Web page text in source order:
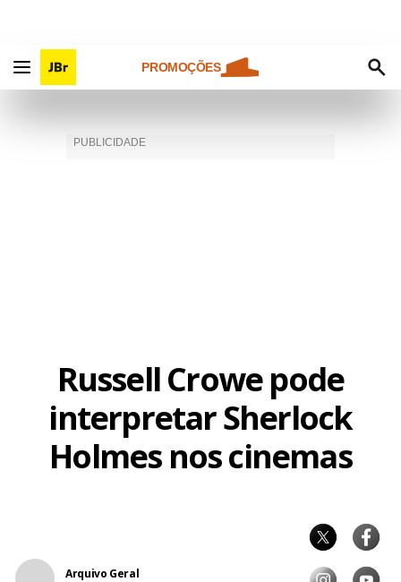
PROMOÇÕES
Russell Crowe pode
interpretar Sherlock
Holmes nos cinemas
Arquivo Geral